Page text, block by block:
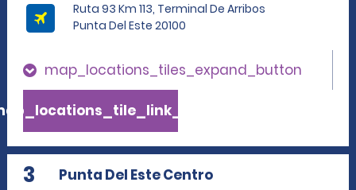
Ruta 93 Km 113, Terminal De Arribos
Punta Del Este 20100
map_locations_tiles_expand_button
3 Punta Del Este Centro